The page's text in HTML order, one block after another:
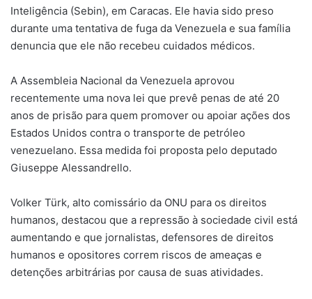
Inteligência (Sebin), em Caracas. Ele havia sido preso
durante uma tentativa de fuga da Venezuela e sua família
denuncia que ele não recebeu cuidados médicos.
A Assembleia Nacional da Venezuela aprovou
recentemente uma nova lei que prevê penas de até 20
anos de prisão para quem promover ou apoiar ações dos
Estados Unidos contra o transporte de petróleo
venezuelano. Essa medida foi proposta pelo deputado
Giuseppe Alessandrello.
Volker Türk, alto comissário da ONU para os direitos
humanos, destacou que a repressão à sociedade civil está
aumentando e que jornalistas, defensores de direitos
humanos e opositores correm riscos de ameaças e
detenções arbitrárias por causa de suas atividades.